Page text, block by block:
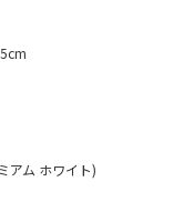
アム ホワイト)